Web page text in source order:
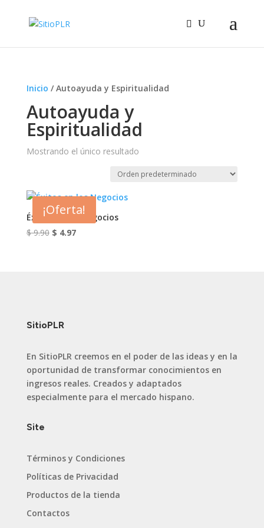
Inicio / Autoayuda y Espiritualidad
Autoayuda y
Espiritualidad
Mostrando el único resultado
¡Oferta!
Éxitos en los Negocios
$9.90 El
$ 4.97El
SitioPLR
En SitioPLR creemos en el poder de las ideas y en la
oportunidad de transformar conocimientos en
ingresos reales. Creados y adaptados
especialmente para el mercado hispano.
Site
Términos y Condiciones
Políticas de Privacidad
Productos de la tienda
Contactos